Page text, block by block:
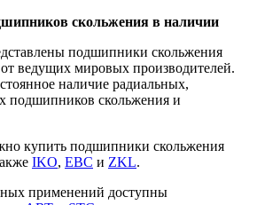
скольжения в наличии
подшипники скольжения
ведущих мировых производителей.
наличие радиальных,
подшипников скольжения и
купить подшипники скольжения
IKO, EBC и ZKL.
применений доступны